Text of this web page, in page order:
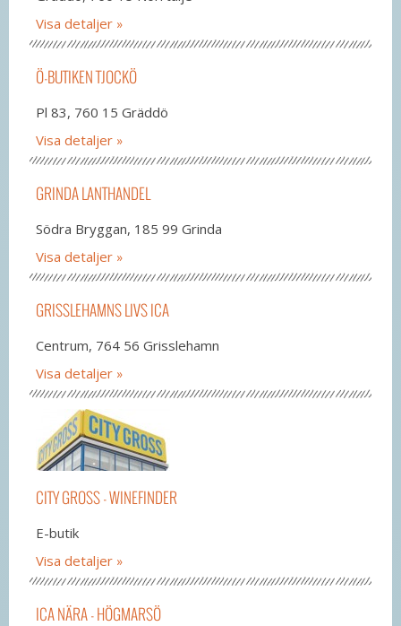
Visa detaljer
Ö-BUTIKEN TJOCKÖ
Pl 83, 760 15 Gräddö
Visa detaljer
GRINDA LANTHANDEL
Södra Bryggan, 185 99 Grinda
Visa detaljer
GRISSLEHAMNS LIVS ICA
Centrum, 764 56 Grisslehamn
Visa detaljer
CITY GROSS - WINEFINDER
E-butik
Visa detaljer
ICA NÄRA - HÖGMARSÖ